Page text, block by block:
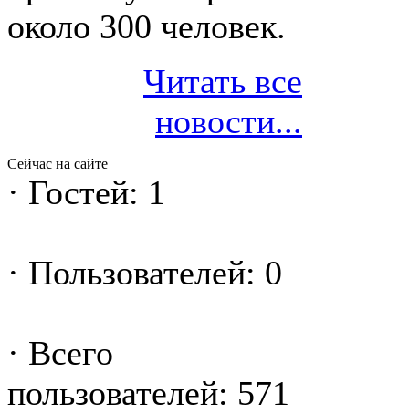
около 300 человек.
Читать все
новости...
Сейчас на сайте
· Гостей: 1
· Пользователей: 0
· Всего
пользователей: 571